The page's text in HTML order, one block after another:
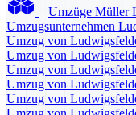
Umzüge Müller
Umzugsunternehmen
Umzug von
Umzug von
Umzug von
Umzug von
Umzug von